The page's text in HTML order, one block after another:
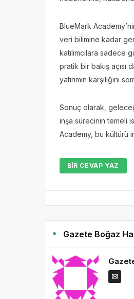
BlueMark
veri bilimine kadar
katılımcılara sadece
pratik bir bakış açısı
yatırımın karşılığını
Sonuç olarak,
inşa sürecinin temeli
Academy, bu kültürü
BIR CEVAP YAZ
Gazete Boğaz